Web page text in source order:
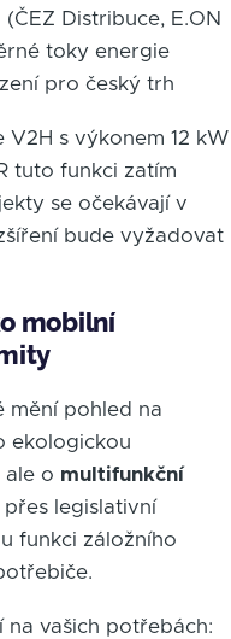
Distribuce, E.ON
toky energie
pro český trh
s výkonem 12 kW
tuto funkci zatím
se očekávají v
bude vyžadovat
mobilní
mění pohled na
ekologickou
ale o multifunkční
přes legislativní
funkci záložního
vašich potřebách: